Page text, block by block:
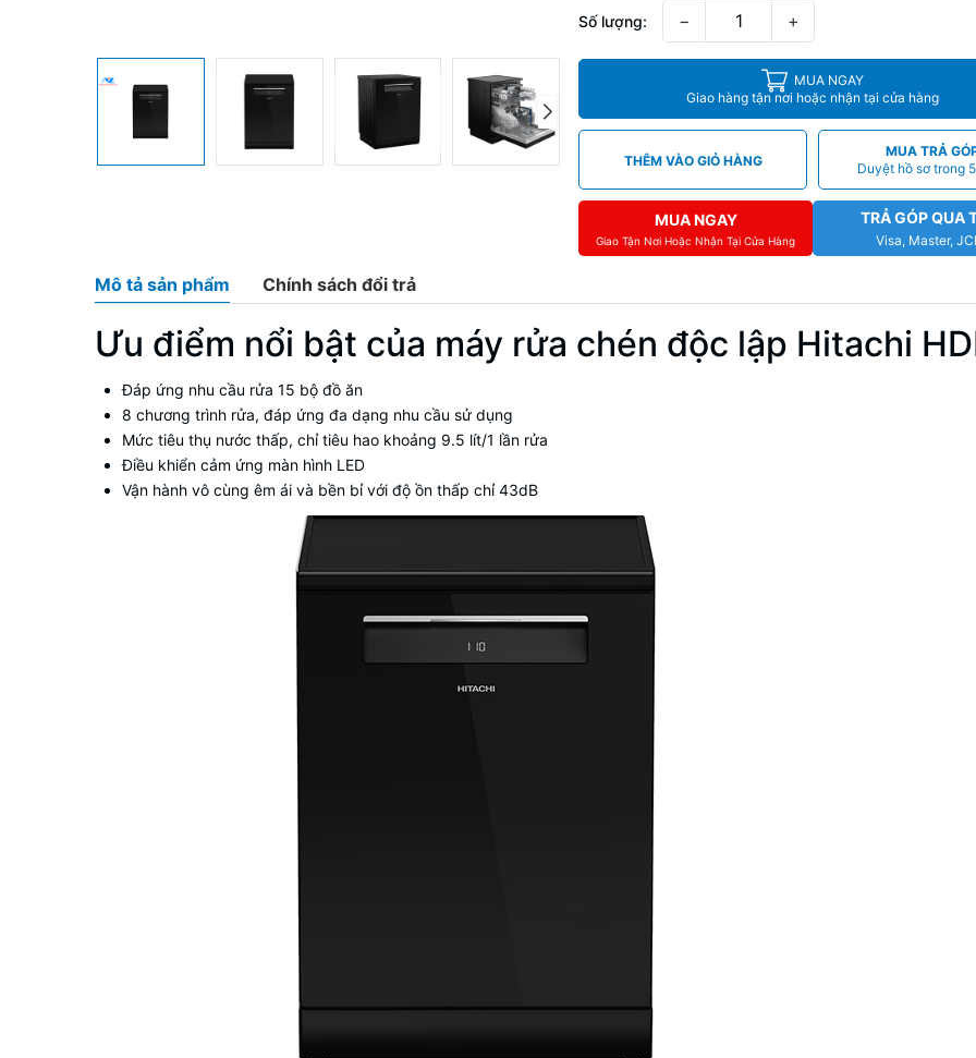
Số lượng: − +
MUA NGAY
Giao hàng tận nơi hoặc nhận tại cửa hàng
THÊM VÀO GIỎ HÀNG
MUA TRẢ
Duyệt hồ sơ trong
MUA NGAY
Giao Tận Nơi Hoặc Nhận Tại Cửa Hàng
TRẢ GÓP QUA
Visa, Master,
Mô tả sản phẩm Chính sách đổi trả
Ưu điểm nổi bật của máy rửa chén độc lập Hitachi
Đáp ứng nhu cầu rửa 15 bộ đồ ăn
8 chương trình rửa, đáp ứng đa dạng nhu cầu sử dụng
Mức tiêu thụ nước thấp, chỉ tiêu hao khoảng 9.5 lít/1 lần rửa
Điều khiển cảm ứng màn hình LED
Vận hành vô cùng êm ái và bền bỉ với độ ồn thấp chỉ 43dB